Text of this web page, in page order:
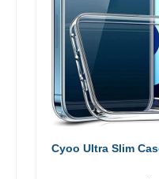
Cyoo Ultra Slim Case